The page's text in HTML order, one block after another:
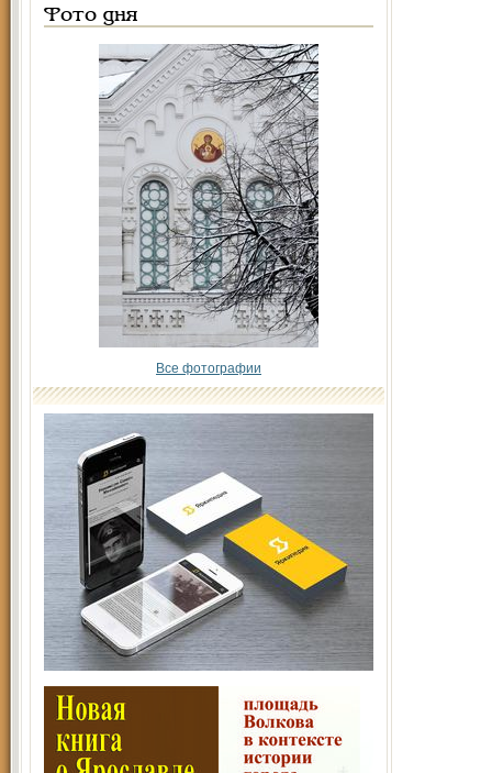
Фото дня
Все фотографии